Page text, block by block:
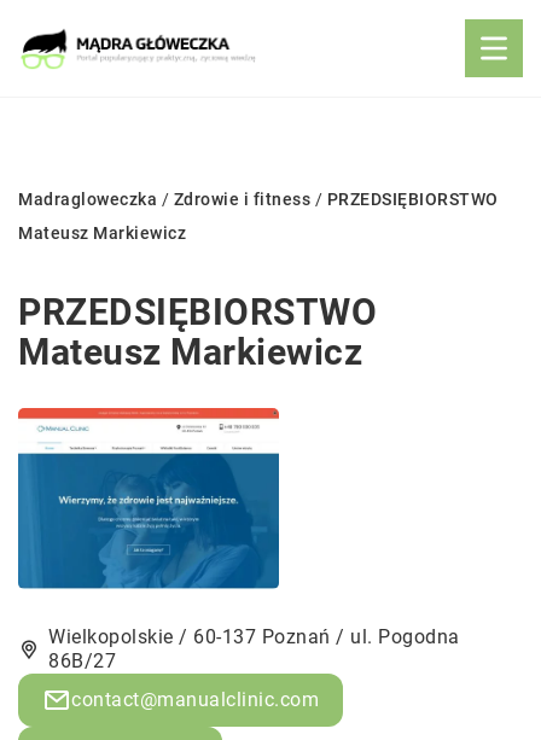
Madragloweczka / Zdrowie i fitness / PRZEDSIĘBIORSTWO
Mateusz Markiewicz
PRZEDSIĘBIORSTWO
Mateusz Markiewicz
Wielkopolskie / 60-137 Poznań / ul. Pogodna
86B/27
contact@manualclinic.com